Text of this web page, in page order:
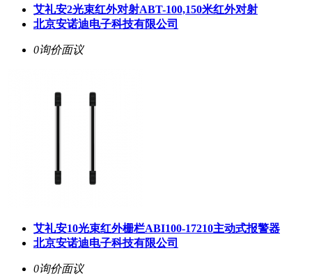
艾礼安2光束红外对射ABT-100,150米红外对射
北京安诺迪电子科技有限公司
0询价面议
艾礼安10光束红外栅栏ABI100-17210主动式报警器
北京安诺迪电子科技有限公司
0询价面议